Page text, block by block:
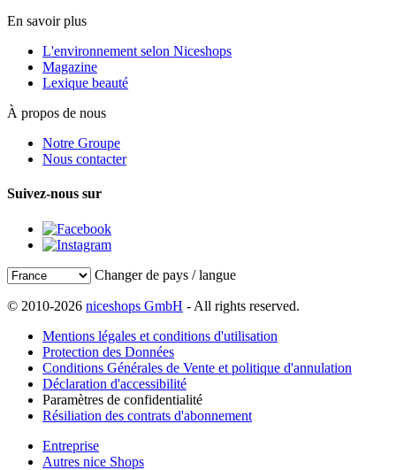
En savoir plus
L'environnement selon Niceshops
Magazine
Lexique beauté
À propos de nous
Notre Groupe
Nous contacter
Suivez-nous sur
Changer de pays / langue
© 2010-2026 niceshops GmbH - All rights reserved.
Mentions légales et conditions d'utilisation
Protection des Données
Conditions Générales de Vente et politique d'annulation
Déclaration d'accessibilité
Paramètres de confidentialité
Résiliation des contrats d'abonnement
Entreprise
Autres nice Shops